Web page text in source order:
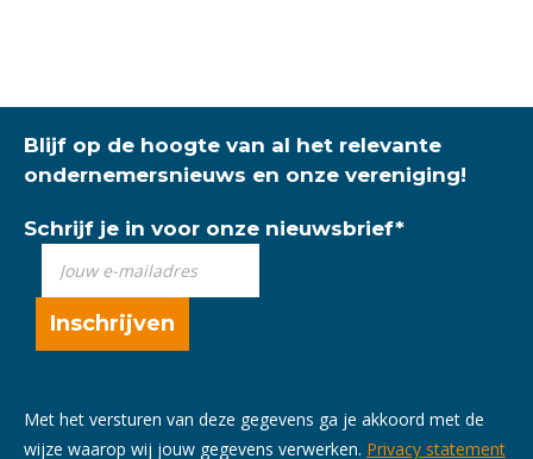
Blijf op de hoogte van al het relevante
ondernemersnieuws en onze vereniging!
Schrijf je in voor onze nieuwsbrief*
Met het versturen van deze gegevens ga je akkoord met de
wijze waarop wij jouw gegevens verwerken. Privacy statement